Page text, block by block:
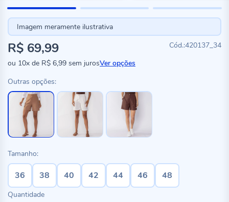
Imagem meramente ilustrativa
420137_34
R$ 69,99
ou 10x de R$ 6,99 sem jurosVer opções
Outras opções:
Tamanho:
36 38 40 42 44 46 48
Quantidade